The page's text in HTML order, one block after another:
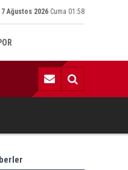
7 Ağustos 2026 Cuma 01:58